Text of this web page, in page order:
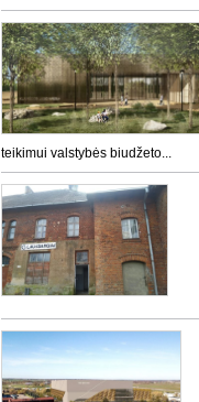
teikimui valstybės biudžeto...